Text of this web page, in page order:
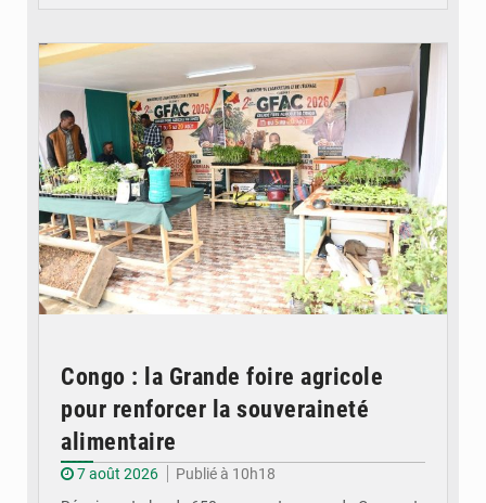
Congo : la Grande foire agricole
pour renforcer la souveraineté
alimentaire
7 août 2026
Publié à 10h18